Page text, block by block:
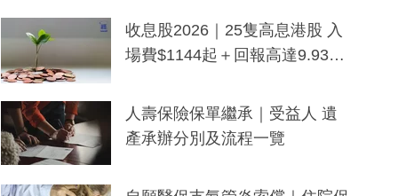
一度被誤當詐騙手段
收息股2026｜25隻高息港股 入
場費$1144起＋回報高達9.93
人壽保險保單繼承｜受益人 遺
產承辦分別及流程一覽